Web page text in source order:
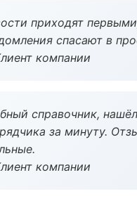
приходят
спасают в
компании
справочник,
за минуту.
компании